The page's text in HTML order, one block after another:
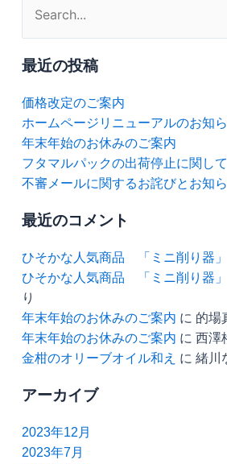
索
対
象:
最近の投稿
価格改定のご案内
ホームページリニューアルのお知
年末年始のお休みのご案内
フタマルパックの出荷停止に関して
不審メールに関するお詫びとお知
最近のコメント
ひそかな人気商品 「ミニ削り器」
ひそかな人気商品 「ミニ削り器」
り
年末年始のお休みのご案内 に 的場
年末年始のお休みのご案内 に 西澤
金柑のオリーブオイル和え に 緒川
アーカイブ
2023年12月
2023年7月